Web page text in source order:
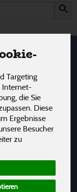
Targeting
Internet-
die Sie
Diese
Ergebnisse
Besucher
zu